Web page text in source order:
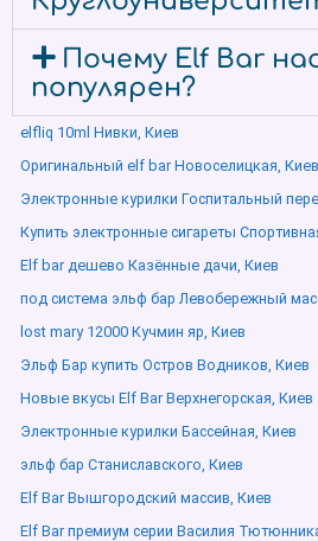
Почему Elf Bar
популярен?
elfliq 10ml Нивки, Киев
Оригинальный elf bar Новоселицкая, Киев
Электронные курилки Госпитальный
Купить электронные сигареты
Elf bar дешево Казённые дачи, Киев
под система эльф бар Левобережный
lost mary 12000 Кучмин яр, Киев
Эльф Бар купить Остров Водников, Киев
Новые вкусы Elf Bar Верхнегорская, Киев
Электронные курилки Бассейная, Киев
эльф бар Станиславского, Киев
Elf Bar Вышгородский массив, Киев
Elf Bar премиум серии Василия